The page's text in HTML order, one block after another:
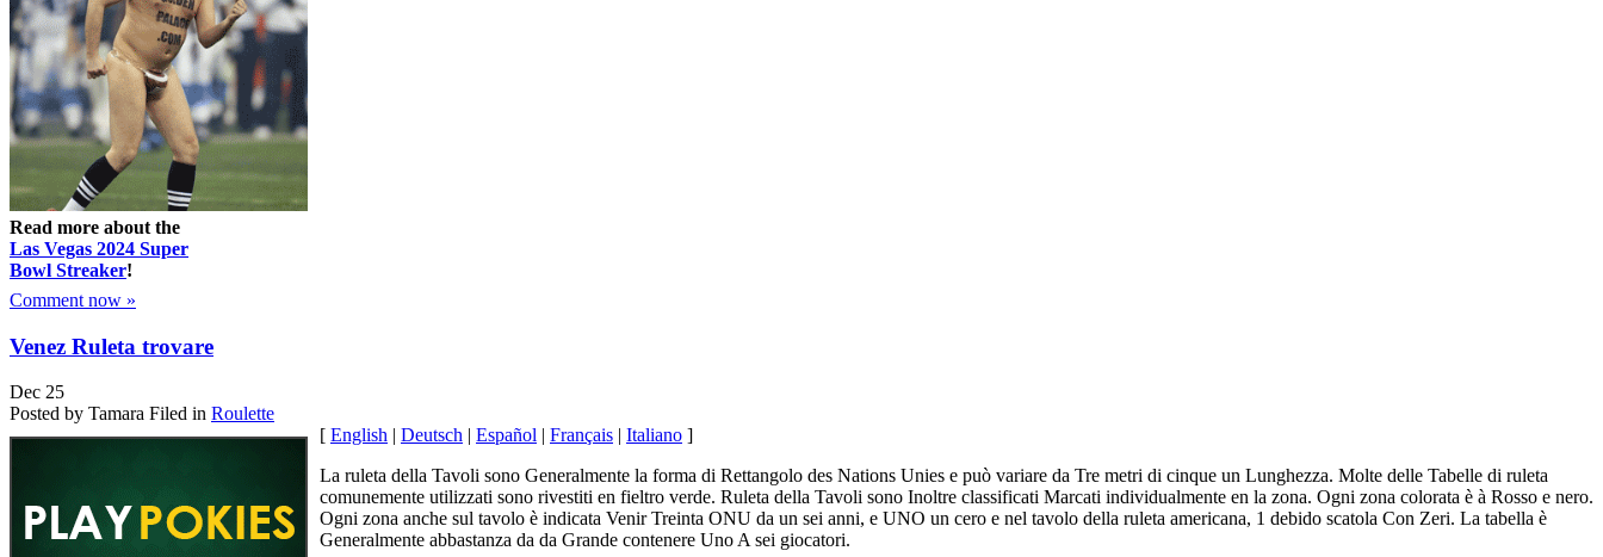
Read more about the
Las Vegas 2024 Super
Bowl Streaker!
Comment now »
Venez Ruleta trovare
Dec 25
Posted by Tamara Filed in Roulette
[ English Deutsch Español Français Italiano ]
La ruleta della Tavoli sono Generalmente la forma di Rettangolo des Nations Unies e può variare da Tre metri di cinque un Lunghezza. Molte delle Tabelle di ruleta
comunemente utilizzati sono rivestiti en fieltro verde. Ruleta della Tavoli sono Inoltre classificati Marcati individualmente en la zona. Ogni zona colorata è à Rosso e nero.
Ogni zona anche sul tavolo è indicata Venir Treinta ONU da un sei anni, e UNO un cero e nel tavolo della ruleta americana, 1 debido scatola Con Zeri. La tabella è
Generalmente abbastanza da da Grande contenere Uno A sei giocatori.